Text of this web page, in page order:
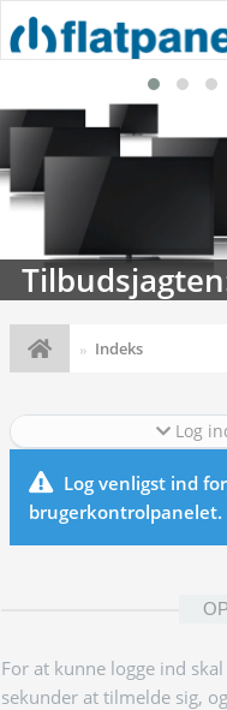
Indeks
Log
Log venligst ind
brugerkontrolpanelet.
For at kunne logge ind
sekunder at tilmelde sig,